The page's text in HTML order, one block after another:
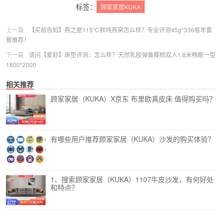
标签：
顾家家居KUKA
上一篇
【买前告知】燕之屋115℃鲜炖燕窝怎么样？专业评测45g*336瓶年套
餐推荐！
下一篇
请问【爱舒】床垫评测：怎么样？天然乳胶弹簧椰棕双人1.8米畅眠一型
1800*2000
相关推荐
顾家家居（KUKA）X京东 布里欧真皮床 值得购买吗？
有哪些用户推荐顾家家居（KUKA）沙发的购买体验？
1、搜索顾家家居（KUKA）1107牛皮沙发，有何好处
和特点？